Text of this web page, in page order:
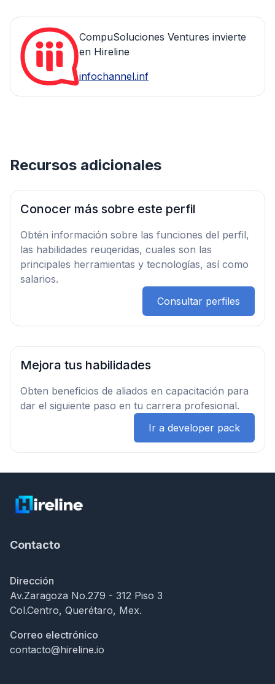
CompuSoluciones Ventures invierte
en Hireline
infochannel.inf
Recursos adicionales
Conocer más sobre este perfil
Obtén información sobre las funciones del perfil,
las habilidades reuqeridas, cuales son las
principales herramientas y tecnologías, así como
salarios.
Consultar perfiles
Mejora tus habilidades
Obten beneficios de aliados en capacitación para
dar el siguiente paso en tu carrera profesional.
Ir a developer pack
Contacto
Dirección
Av.Zaragoza No.279 - 312 Piso 3
Col.Centro, Querétaro, Mex.
Correo electrónico
contacto@hireline.io